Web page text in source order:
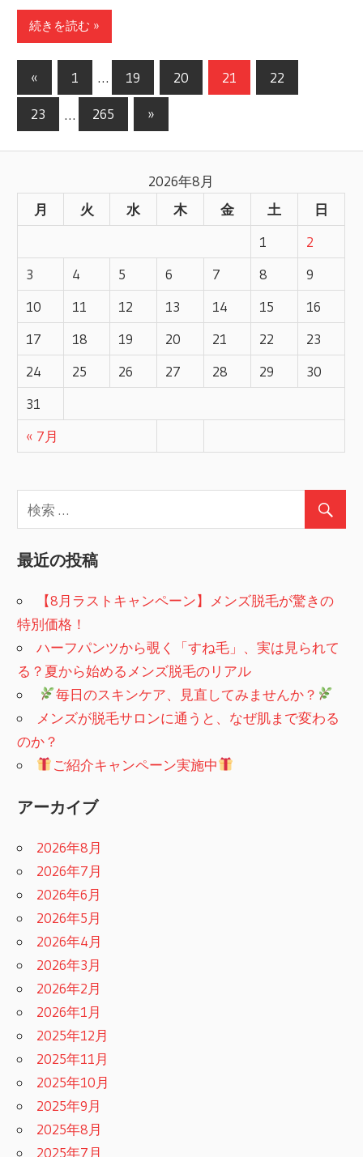
続きを読む »
投
稿
ビ
ー
シ
ョ
ン
«
の
記
事
1 … 19 20 21 22
23 … 265
次
事
»
2026年8月
月
火 水 木 金 土 日
« 7月
1
2
3
4 5 6 7 8
9
10
11 12 13 14 15
16
17
18 19 20 21 22
23
24
25 26 27 28 29
30
31
最近の投稿
【8月ラストキャンペーン】メンズ脱毛が驚きの
特別価格！
ハーフパンツから覗く「すね毛」、実は見られて
る？夏から始めるメンズ脱毛のリアル
毎日のスキンケア、見直してみませんか？
メンズが脱毛サロンに通うと、なぜ肌まで変わる
のか？
ご紹介キャンペーン実施中
アーカイブ
2026年8月
2026年7月
2026年6月
2026年5月
2026年4月
2026年3月
2026年2月
2026年1月
2025年12月
2025年11月
2025年10月
2025年9月
2025年8月
2025年7月